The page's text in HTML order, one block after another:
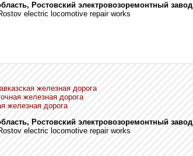
Ростовский электровозоремонтный завод
electric locomotive repair works
железная дорога
железная дорога
железная дорога
Ростовский электровозоремонтный завод
electric locomotive repair works